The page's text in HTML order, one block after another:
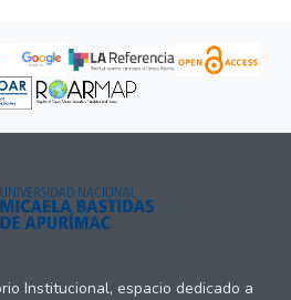
Institucional, espacio dedicado a